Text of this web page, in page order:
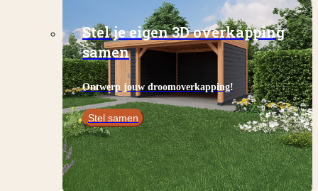
Stel je eigen 3D overkapping
samen
Ontwerp jouw droomoverkapping!
Stel samen